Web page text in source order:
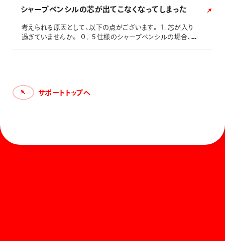
シャープペンシルの芯が出てこなくなってしまった
考えられる原因として、以下の点がございます。 1. 芯が入り
過ぎていませんか。 ０．５仕様のシャープペンシルの場合、
てしまいます。０．７仕様芯や０．９仕様芯のような太い芯で
は１～サポートトップへ